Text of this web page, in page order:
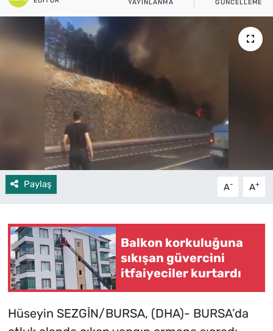
YAYINLANMA GÜNCELLEME
Paylaş A- A+
Balkon korkuluğuna
sıkışan güvercini
itfaiyeciler kurtardı
Hüseyin SEZGİN/BURSA, (DHA)- BURSA’da
Haber Arşivi